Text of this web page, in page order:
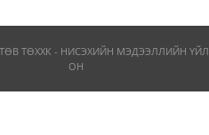
ТӨХХК - НИСЭХИЙН МЭДЭЭЛЛИЙН
ОН